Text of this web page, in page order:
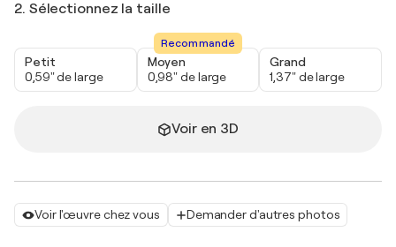
Voir l'œuvre chez vous Demander d'autres photos
2. Sélectionnez la taille
Petit
0,59" de large
Recommandé
Moyen
0,98" de large
Grand
1,37" de large
Voir en 3D